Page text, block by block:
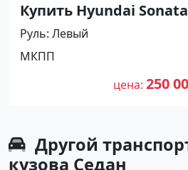
Купить Hyundai
(2000/137 л.с.) Бензин
Тихорецк цвет
цене 250000 рублей,
№27345 на сайте
Руль Левый
МКПП
цена 250
Другой
кузова Седан